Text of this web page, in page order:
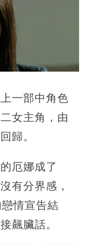
一部中角色
女主角，由
歸。
厄娜成了
有分界感，
情宣告結
飆臟話。